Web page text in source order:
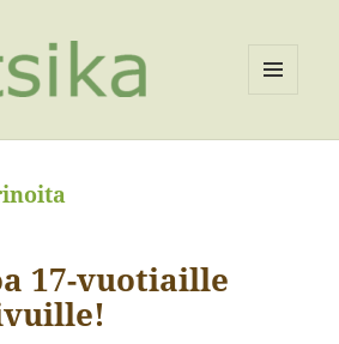
VIMPAIMET
17-vuotiaille